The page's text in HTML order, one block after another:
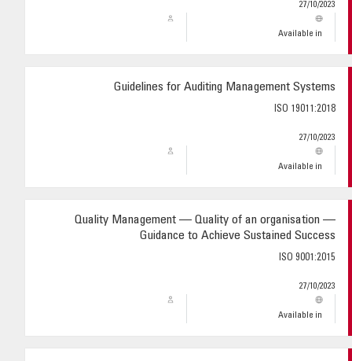
27/10/2023
Available in
Guidelines for Auditing Management Systems
ISO 19011:2018
27/10/2023
Available in
Quality Management — Quality of an organisation —
Guidance to Achieve Sustained Success
ISO 9001:2015
27/10/2023
Available in